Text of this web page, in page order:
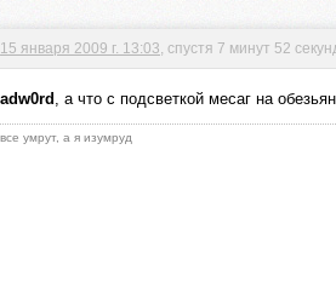
15 января 2009 г. 13:03 , спустя 7 минут 52
adw0rd , а что с подсветкой месаг на
все умрут, а я изумруд